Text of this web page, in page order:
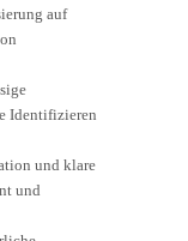
auf
Identifizieren
und klare
und